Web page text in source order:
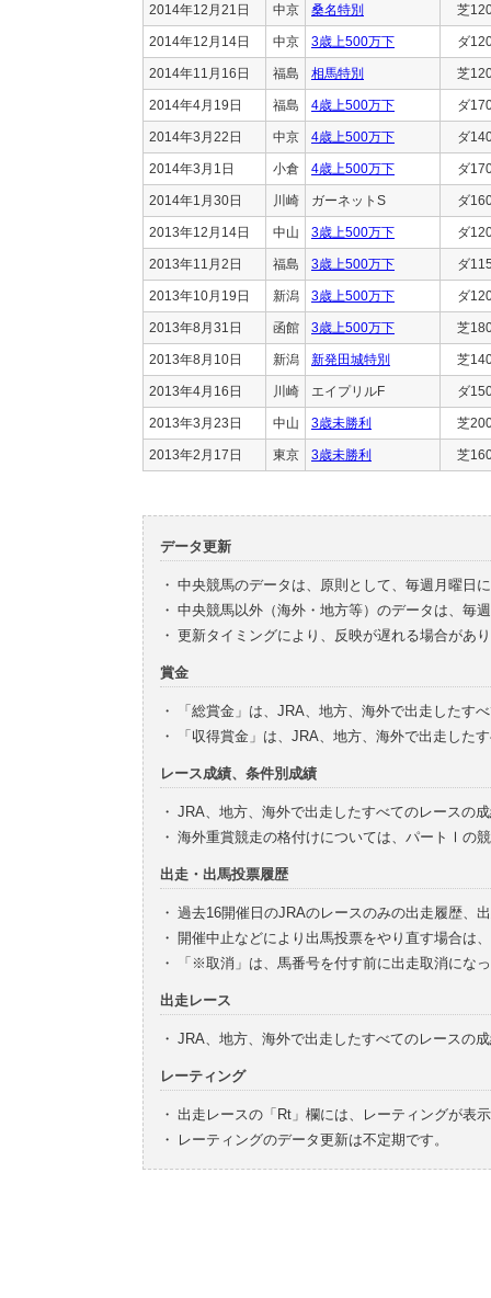
2014年12月21日 中京 桑名特別 芝
2014年12月14日 中京 3歳上500万下 ダ
2014年11月16日 福島 相馬特別 芝
2014年4月19日 福島 4歳上500万下 ダ
2014年3月22日 中京 4歳上500万下 ダ
2014年3月1日 小倉 4歳上500万下 ダ
2014年1月30日 川崎 ガーネットS ダ
2013年12月14日 中山 3歳上500万下 ダ
2013年11月2日 福島 3歳上500万下 ダ
2013年10月19日 新潟 3歳上500万下 ダ
2013年8月31日 函館 3歳上500万下 芝
2013年8月10日 新潟 新発田城特別 芝
2013年4月16日 川崎 エイプリルF ダ
2013年3月23日 中山 3歳未勝利 芝
2013年2月17日 東京 3歳未勝利 芝
データ更新
・ 中央競馬のデータは、原則として、毎週月曜日
・ 中央競馬以外（海外・地方等）のデータは、毎
・ 更新タイミングにより、反映が遅れる場合があ
賞金
・
「総賞金」は、JRA、地方、海外で出走したす
・
「収得賞金」は、JRA、地方、海外で出走した
レース成績、条件別成績
・ JRA、地方、海外で出走したすべてのレースの
・ 海外重賞競走の格付けについては、パートⅠの
出走・出馬投票履歴
・ 過去16開催日のJRAのレースのみの出走履歴、
・ 開催中止などにより出馬投票をやり直す場合は
・
「※取消」は、馬番号を付す前に出走取消にな
出走レース
・ JRA、地方、海外で出走したすべてのレースの
レーティング
・ 出走レースの「Rt」欄には、レーティングが表
・
レーティングのデータ更新は不定期です。